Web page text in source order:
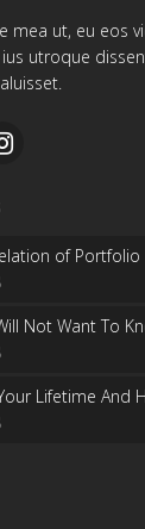
mea ut, eu eos
utroque
of Portfolio
Not Want To
Lifetime And